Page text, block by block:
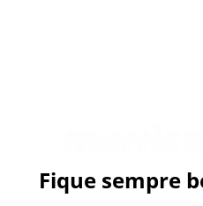
Fique sempre